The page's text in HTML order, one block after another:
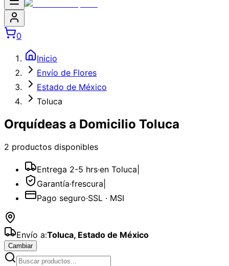
0
Inicio
Envío de Flores
Estado de México
Toluca
Orquídeas a Domicilio Toluca
2 productos disponibles
Entrega 2-5 hrs·en Toluca
Garantía·frescura
Pago seguro·SSL · MSI
Envío a:Toluca, Estado de México
Cambiar
Catálogo deOrquídeas